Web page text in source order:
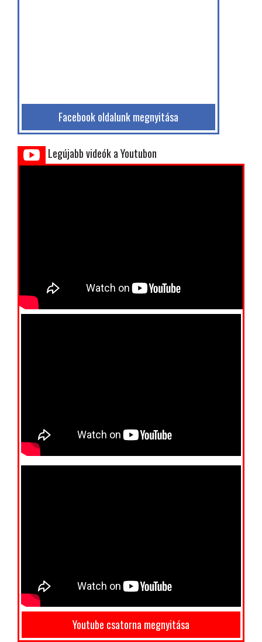
Facebook oldalunk megnyitása
Legújabb videók a Youtubon
Youtube csatorna megnyitása